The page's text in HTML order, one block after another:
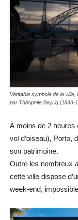
Véritable symbole de la
par Théophile Seyrig (1843-
À moins de 2 heures
vol d’oiseau), Porto,
son patrimoine.
Outre les nombreux
cette ville dispose
week-end,